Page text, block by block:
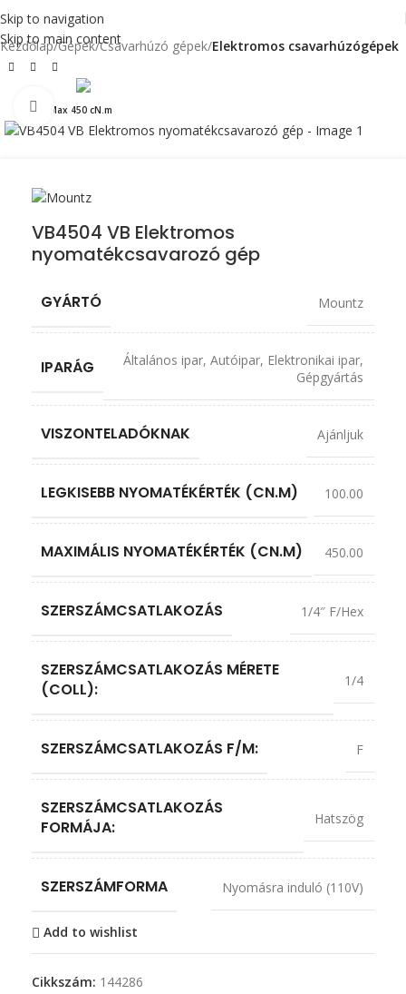
Skip to navigation
Skip to main content
Kezdőlap Gépek Csavarhúzó gépek Elektromos csavarhúzógépek
Max 450 cN.m
Click to enlarge
VB4504 VB Elektromos
nyomatékcsavarozó gép
GYÁRTÓ Mountz
IPARÁG Általános ipar, Autóipar, Elektronikai ipar,
Gépgyártás
VISZONTELADÓKNAK Ajánljuk
LEGKISEBB NYOMATÉKÉRTÉK (CN.M) 100.00
MAXIMÁLIS NYOMATÉKÉRTÉK (CN.M) 450.00
SZERSZÁMCSATLAKOZÁS 1/4″ F/Hex
SZERSZÁMCSATLAKOZÁS MÉRETE
(COLL):
1/4
SZERSZÁMCSATLAKOZÁS F/M: F
SZERSZÁMCSATLAKOZÁS
FORMÁJA:
Hatszög
SZERSZÁMFORMA Nyomásra induló (110V)
Add to wishlist
Cikkszám: 144286